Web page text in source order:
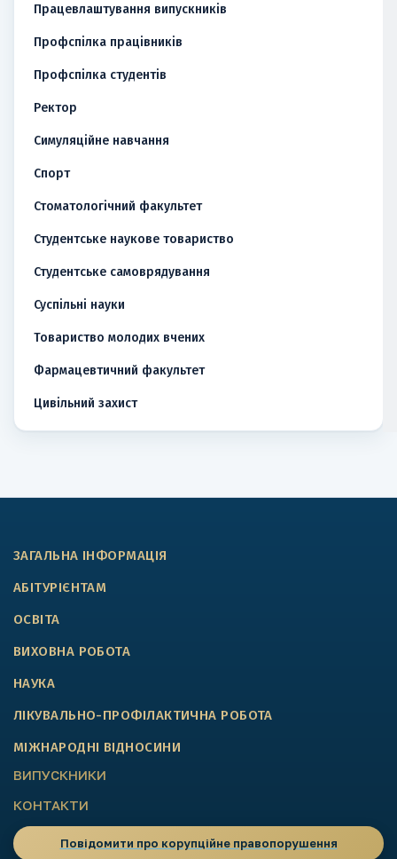
Працевлаштування випускників
Профспілка працівників
Профспілка студентів
Ректор
Симуляційне навчання
Спорт
Стоматологічний факультет
Студентське наукове товариство
Студентське самоврядування
Суспільні науки
Товариство молодих вчених
Фармацевтичний факультет
Цивільний захист
ЗАГАЛЬНА ІНФОРМАЦІЯ
АБІТУРІЄНТАМ
ОСВІТА
ВИХОВНА РОБОТА
НАУКА
ЛІКУВАЛЬНО-ПРОФІЛАКТИЧНА РОБОТА
МІЖНАРОДНІ ВІДНОСИНИ
ВИПУСКНИКИ
КОНТАКТИ
Повідомити про корупційне правопорушення